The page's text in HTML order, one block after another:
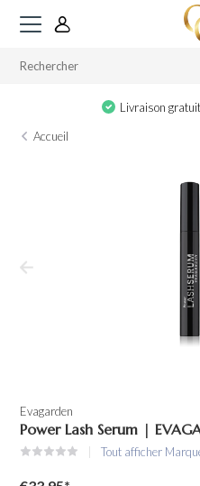
Livraison
Accueil
Evagarden
Power Lash Serum |
Tout afficher